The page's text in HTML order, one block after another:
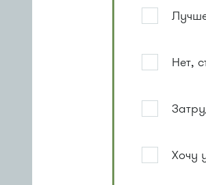
Нет,
Хочу